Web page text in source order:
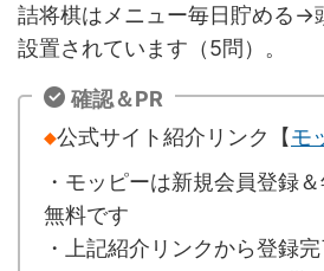
詰将棋はメニュー毎日貯める→
設置されています（5問）。
確認＆PR
◆公式サイト紹介リンク【モ
・モッピーは新規会員登録
無料です
・上記紹介リンクから登録